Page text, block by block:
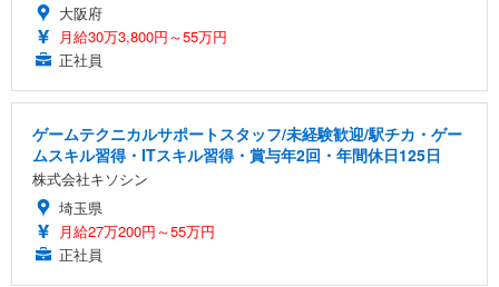
大阪府
月給30万3,800円～55万円
正社員
ゲームテクニカルサポートスタッフ/未経験歓迎/駅チカ・ゲー
ムスキル習得・ITスキル習得・賞与年2回・年間休日125日
株式会社キソシン
埼玉県
月給27万200円～55万円
正社員